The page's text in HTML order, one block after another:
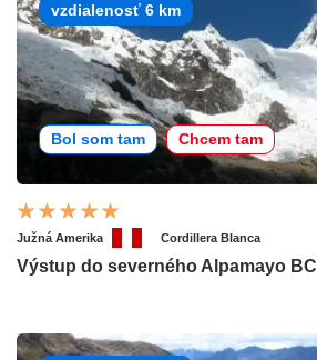
vzdialenosť 6 km
Bol som tam Chcem tam
Južná Amerika Cordillera Blanca
Výstup do severného Alpamayo BC